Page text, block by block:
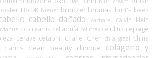
Boti-K breuer bronzer brumas burt's bees
cabello dañado cacharel
calvin klein
cc creams celiaquía celimax celulitis cepage
cerave cetaphil chanel Cher chia graal china
clarins clean beauty clinique
colágeno y